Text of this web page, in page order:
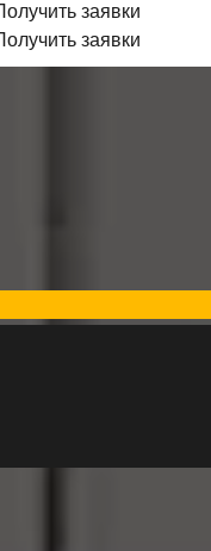
заявки
заявки